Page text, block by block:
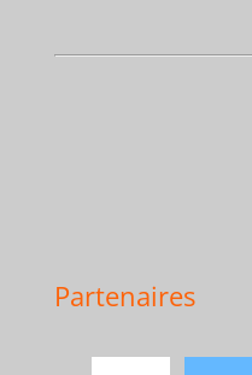
Partenaires